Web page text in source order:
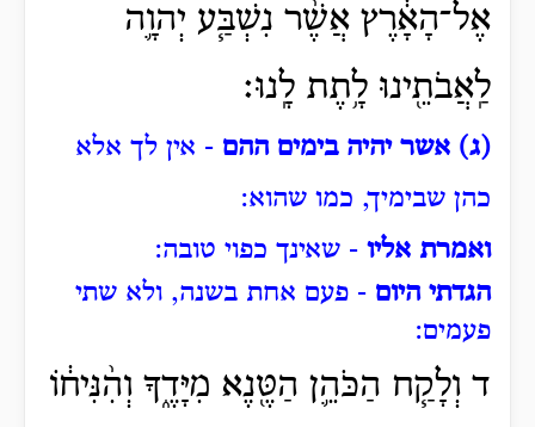
אֶל־הָאָ֔רֶץ אֲשֶׁ֨ר נִשְׁבַּ֧ע יְהוָ֛ה
לַֽאֲבֹתֵ֖ינוּ לָ֥תֶת לָֽנוּ׃
(ג) אשר יהיה בימים ההם - אין לך אלא
כהן שבימיך, כמו שהוא:
ואמרת אליו - שאינך כפוי טובה:
הגדתי היום - פעם אחת בשנה, ולא שתי
פעמים:
ד וְלָקַ֧ח הַכֹּהֵ֛ן הַטֶּ֖נֶא מִיָּדֶ֑ךָ וְהִ֨נִּיח֔וֹ